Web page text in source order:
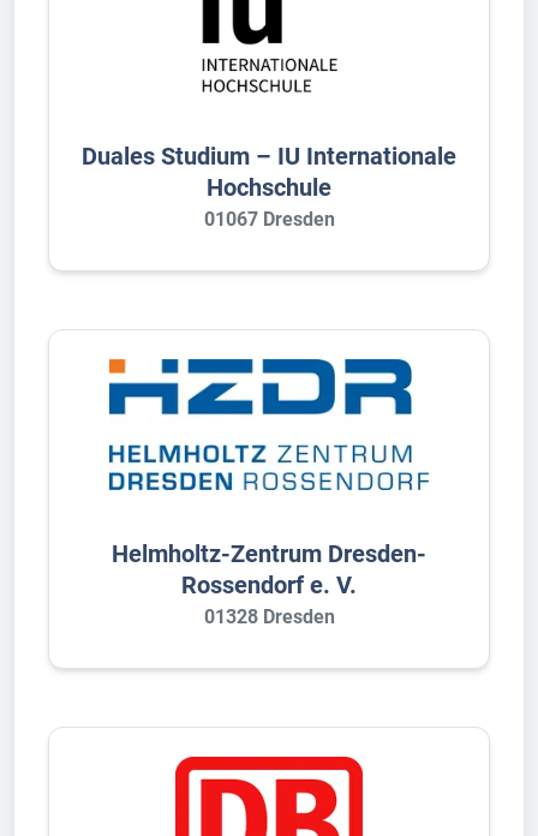
Duales Studium – IU Internationale
Hochschule
01067 Dresden
Helmholtz-Zentrum Dresden-
Rossendorf e. V.
01328 Dresden